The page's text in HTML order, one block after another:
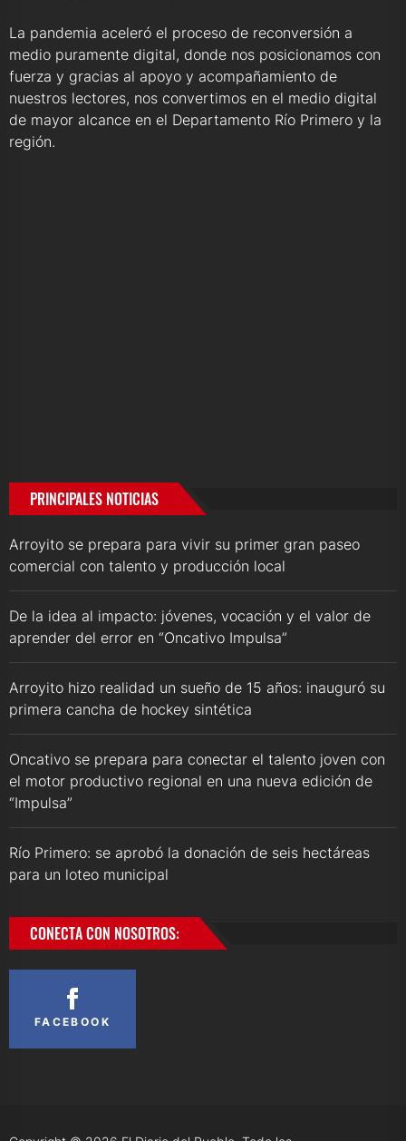
La pandemia aceleró el proceso de reconversión a
medio puramente digital, donde nos posicionamos con
fuerza y gracias al apoyo y acompañamiento de
nuestros lectores, nos convertimos en el medio digital
de mayor alcance en el Departamento Río Primero y la
región.
PRINCIPALES NOTICIAS
Arroyito se prepara para vivir su primer gran paseo
comercial con talento y producción local
De la idea al impacto: jóvenes, vocación y el valor de
aprender del error en “Oncativo Impulsa”
Arroyito hizo realidad un sueño de 15 años: inauguró su
primera cancha de hockey sintética
Oncativo se prepara para conectar el talento joven con
el motor productivo regional en una nueva edición de
“Impulsa”
Río Primero: se aprobó la donación de seis hectáreas
para un loteo municipal
CONECTA CON NOSOTROS:
FACEBOOK